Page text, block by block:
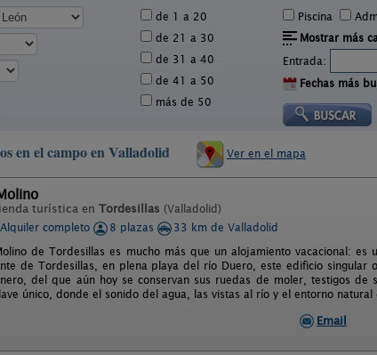
de 1 a 20
de 21 a 30
de 31 a 40
de 41 a 50
más de 50
Piscina
Mostrar más
Entrada:
Fechas más
en el campo en Valladolid Ver en el mapa
turística en Tordesillas (Valladolid)
Alquiler completo
8 plazas
33 km de Valladolid
de Tordesillas es mucho más que un alojamiento vacacional:
de Tordesillas, en plena playa del río Duero, este edificio singular
del que aún hoy se conservan sus ruedas de moler, testigos
único, donde el sonido del agua, las vistas al río y el entorno
Email